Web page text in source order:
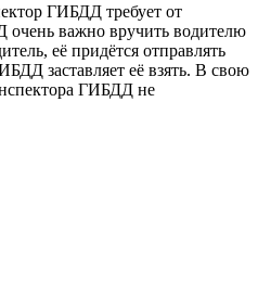
ГИБДД требует от
очень важно вручить водителю
её придётся отправлять
заставляет её взять. В свою
ГИБДД не